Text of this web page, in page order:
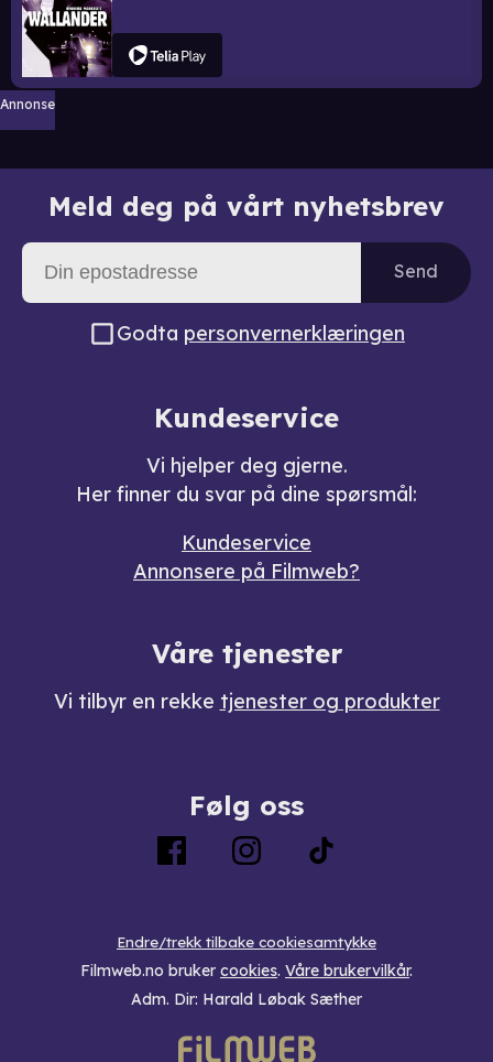
Annonse
Meld deg på vårt nyhetsbrev
Send
Godta personvernerklæringen
Kundeservice
Vi hjelper deg gjerne.
Her finner du svar på dine spørsmål:
Kundeservice
Annonsere på Filmweb?
Våre tjenester
Vi tilbyr en rekke tjenester og produkter
Følg oss
Endre/trekk tilbake cookiesamtykke
Filmweb.no bruker cookies. Våre brukervilkår.
Adm. Dir: Harald Løbak Sæther